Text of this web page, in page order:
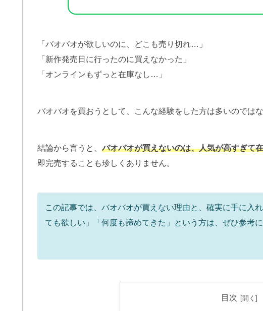
「バオバオが欲しいのに、どこも売り切れ…」
「新作発売日に行ったのに買えなかった」
「オンラインもずっと在庫なし…」
バオバオを買おうとして、こんな経験をした方は多いのではな
結論から言うと、バオバオが買えないのは、人気が高すぎて
即完売することも珍しくありません。
この記事では、バオバオが買えない理由と、確実に手に入
ても欲しい」「何度も諦めてきた」という方は、ぜひ参考に
目次